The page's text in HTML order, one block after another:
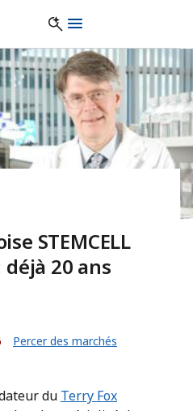
STEMCELL
20 ans
Percer des marchés
du Terry Fox